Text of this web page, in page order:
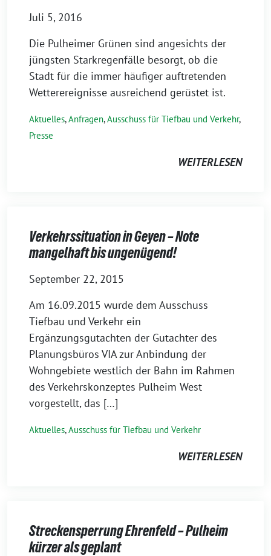
Juli 5, 2016
Die Pulheimer Grünen sind angesichts der
jüngsten Starkregenfälle besorgt, ob die
Stadt für die immer häufiger auftretenden
Wetterereignisse ausreichend gerüstet ist.
Aktuelles,Anfragen,Ausschuss für Tiefbau und Verkehr,
Presse
WEITERLESEN
Verkehrssituation in Geyen – Note
mangelhaft bis ungenügend!
September 22, 2015
Am 16.09.2015 wurde dem Ausschuss
Tiefbau und Verkehr ein
Ergänzungsgutachten der Gutachter des
Planungsbüros VIA zur Anbindung der
Wohngebiete westlich der Bahn im Rahmen
des Verkehrskonzeptes Pulheim West
vorgestellt, das […]
Aktuelles,Ausschuss für Tiefbau und Verkehr
WEITERLESEN
Streckensperrung Ehrenfeld – Pulheim
kürzer als geplant